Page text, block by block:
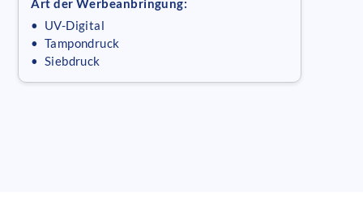
Art der Werbeanbringung:
• UV-Digital
• Tampondruck
• Siebdruck